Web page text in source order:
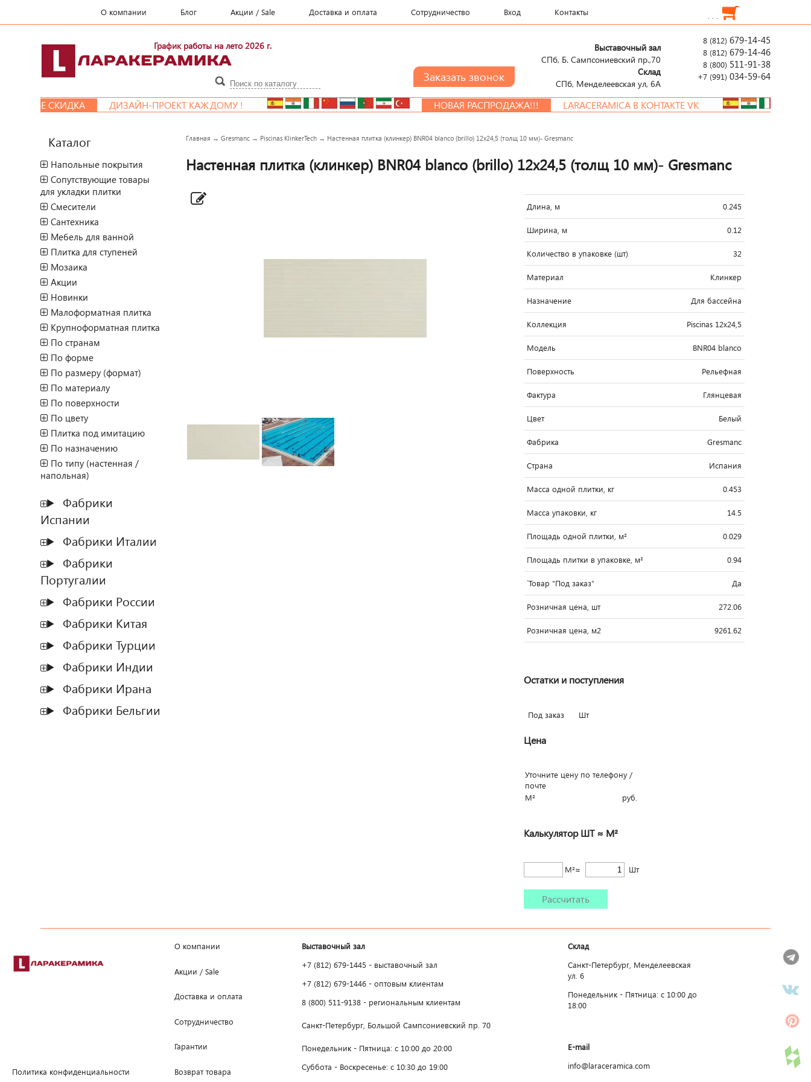
О компании Блог Акции / Sale Доставка и оплата Сотрудничество Вход Контакты . . .
График работы на лето 2026 г. 8 (812) 679-14-45
8 (812) 679-14-46
8 (800) 511-91-38
+7 (991) 034-59-64
Выставочный зал
СПб, Б. Сампсониевский пр.,70
Склад
СПб, Менделеевcкая ул, 6А
СКИДКА ДИЗАЙН-ПРОЕКТ КАЖДОМУ ! НОВАЯ РАСПРОДАЖА!!! LARACERAMICA В КОНТАКТЕ VK
Каталог
Напольные покрытия
Сопутствующие товары
для укладки плитки
Смесители
Сантехника
Мебель для ванной
Плитка для ступеней
Мозаика
Акции
Новинки
Малоформатная плитка
Крупноформатная плитка
По странам
По форме
По размеру (формат)
По материалу
По поверхности
По цвету
Плитка под имитацию
По назначению
По типу (настенная /
напольная)
Фабрики
Испании
Фабрики Италии
Фабрики
Португалии
Фабрики России
Фабрики Китая
Фабрики Турции
Фабрики Индии
Фабрики Ирана
Фабрики Бельгии
Главная →Gresmanc → Piscinas KlinkerTech → Наcтенная плитка (клинкер) BNR04 blanco (brillo) 12x24,5 (толщ 10 мм)- Gresmanc
Наcтенная плитка (клинкер) BNR04 blanco (brillo) 12x24,5 (толщ 10 мм)- Gresmanc
Длина, м 0.245
Ширина, м 0.12
Количество в упаковке (шт) 32
Материал Клинкер
Назначение Для бассейна
Коллекция Piscinas 12x24,5
Модель BNR04 blanco
Поверхность Рельефная
Фактура Глянцевая
Цвет Белый
Фабрика Gresmanc
Страна Испания
Масса одной плитки, кг 0.453
Масса упаковки, кг 14.5
Площадь одной плитки, м² 0.029
Площадь плитки в упаковке, м² 0.94
`Товар "Под заказ" Да
Розничная цена, шт 272.06
Розничная цена, м2 9261.62
Остатки и поступления
Под заказ Шт
Цена
Уточните цену по телефону /
почте
М²
руб.
Калькулятор ШТ ≈ М²
М²≈ Шт
Рассчитать
Политика конфиденциальности
О компании
Акции / Sale
Доставка и оплата
Сотрудничество
Гарантии
Возврат товара
Выставочный зал
+7 (812) 679-1445 - выставочный зал
+7 (812) 679-1446 - оптовым клиентам
8 (800) 511-9138 - региональным клиентам
Санкт-Петербург, Большой Сампсониевский пр. 70
Понедельник - Пятница: с 10:00 до 20:00
Суббота - Воскресенье: с 10:30 до 19:00
Склад
Санкт-Петербург, Менделеевская
ул. 6
Понедельник - Пятница: c 10:00 до
18:00
E-mail
info@laraceramica.com